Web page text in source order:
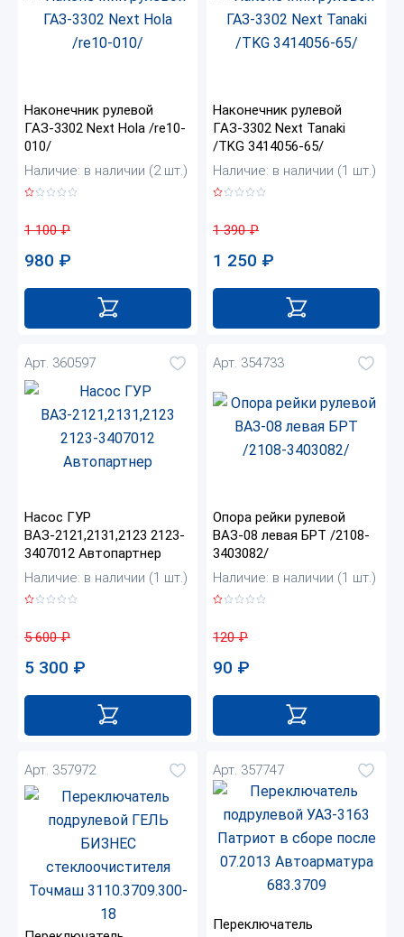
Наконечник рулевой
ГАЗ-3302 Next Hola /re10-
010/
Наличие: в наличии (2 шт.)
1 100₽
980 ₽
Наконечник рулевой
ГАЗ-3302 Next Tanaki
/TKG 3414056-65/
Наличие: в наличии (1 шт.)
1 390₽
1 250 ₽
Арт. 360597
Насос ГУР
ВАЗ-2121,2131,2123 2123-
3407012 Автопартнер
Наличие: в наличии (1 шт.)
5 600₽
5 300 ₽
Арт. 354733
Опора рейки рулевой
ВАЗ-08 левая БРТ /2108-
3403082/
Наличие: в наличии (1 шт.)
120₽
90 ₽
Арт. 357972 Арт. 357747
Переключатель